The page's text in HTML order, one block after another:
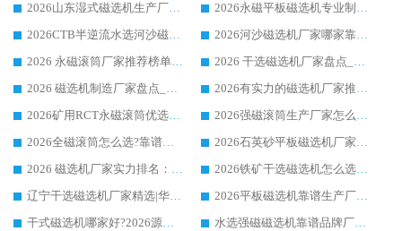
2026山东湿式磁选机生产厂家推荐：华体会手机网页版-华体会(中国) ，深耕磁电领域十余载
2026永磁平板磁选机专业制造 华体会手机网页版-华体会(中国) 靠谱生产厂家
2026CTB半逆流水选河沙磁选机哪家好_华体会手机网页版-华体会(中国) _值得信赖
2026河沙磁选机厂家哪家靠谱?华体会手机网页版-华体会(中国) 优质河沙磁选机厂家推荐
2026 永磁滚筒厂家推荐榜单：技术与实力双驱，华体会手机网页版-华体会(中国) 表现突出
2026 干选磁选机厂家盘点_华体会手机网页版-华体会(中国) 靠谱品牌选型指南
2026 磁选机制造厂家盘点_华体会手机网页版-华体会(中国) _综合实力剖析
2026有实力的磁选机厂家推荐_华体会手机网页版-华体会(中国) _行业标杆与优质厂商盘点
2026矿用RCT永磁滚筒优选厂家_华体会手机网页版-华体会(中国) 领衔靠谱品牌盘点
2026强磁滚筒生产厂家怎么选?行业口碑推荐华体会手机网页版-华体会(中国)
2026全磁滚筒怎么选?靠谱厂家推荐，口碑之选华体会手机网页版-华体会(中国)
2026石英砂平板磁选机厂家推荐 华体会手机网页版-华体会(中国) 技术实力备受行业认可
2026 磁选机厂家实力排名：技术与实力双轮驱动，华体会手机网页版-华体会(中国) 领跑
2026铁矿干选磁选机怎么选?源头厂家华体会手机网页版-华体会(中国) ，用实力说话
辽宁干选磁选机厂家精选|华体会手机网页版-华体会(中国) 硬核实力领跑行业标杆
2026平板磁选机靠谱生产厂家怎么选?行业标杆华体会手机网页版-华体会(中国) ，凭硬实力脱颖而出
干式磁选机哪家好?2026源头厂家推荐_华体会手机网页版-华体会(中国) 强磁磁选机生产厂家
水选强磁磁选机靠谱品牌厂家推荐：华体会手机网页版-华体会(中国) ，技术实力与口碑双在线